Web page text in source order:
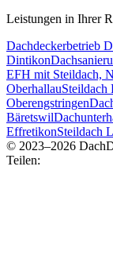
Leistungen in Ihrer
Dachdeckerbetrieb
Dintikon
EFH mit Steildach,
OberhallauSteildach
Oberengstringen
Bäretswil
EffretikonSteildach
© 2023–2026
Teilen: